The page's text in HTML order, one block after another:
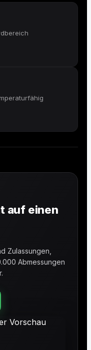
auf einen
Zulassungen,
Abmessungen